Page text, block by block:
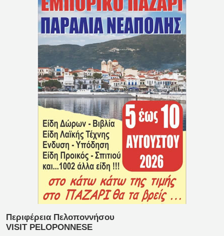
Περιφέρεια Πελοποννήσου
VISIT PELOPONNESE